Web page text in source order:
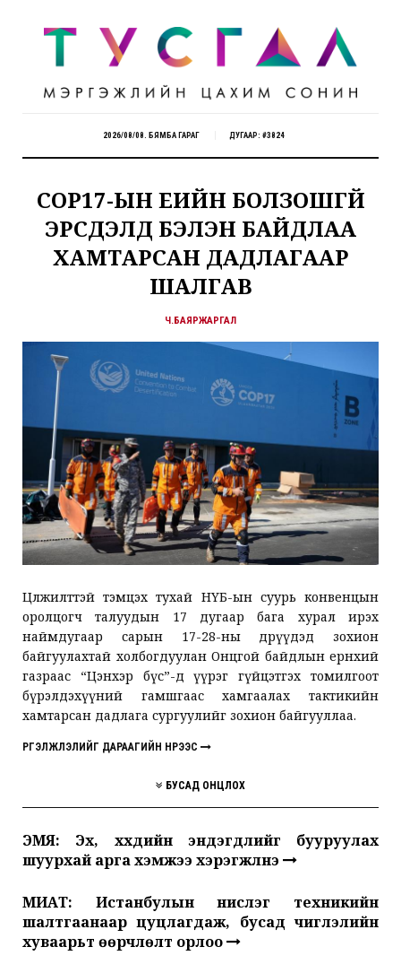
2026/08/08. БЯМБА ГАРАГ ДУГААР: #3824
COP17-ЫН ҮЕИЙН БОЛЗОШГҮЙ
ЭРСДЭЛД БЭЛЭН БАЙДЛАА
ХАМТАРСАН ДАДЛАГААР
ШАЛГАВ
Ч.БАЯРЖАРГАЛ
Цөлжилттэй тэмцэх тухай НҮБ-ын суурь конвенцын
оролцогч талуудын 17 дугаар бага хурал ирэх
наймдугаар сарын 17-28-ны өдрүүдэд зохион
байгуулахтай холбогдуулан Онцгой байдлын ерөнхий
газраас “Цэнхэр бүс”-д үүрэг гүйцэтгэх томилгоот
бүрэлдэхүүний гамшгаас хамгаалах тактикийн
хамтарсан дадлага сургуулийг зохион байгууллаа.
ҮРГЭЛЖЛЭЛИЙГ ДАРААГИЙН НҮҮРЭЭС
БУСАД ОНЦЛОХ
ЭМЯ: Эх, хүүхдийн эндэгдлийг бууруулах
шуурхай арга хэмжээ хэрэгжүүлнэ
МИАТ: Истанбулын нислэг техникийн
шалтгаанаар цуцлагдаж, бусад чиглэлийн
хуваарьт өөрчлөлт орлоо